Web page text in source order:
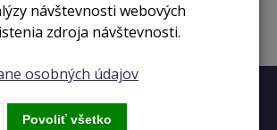
Rýchly kontakt
návštevnosti webových
zdroja návštevnosti.
osobných údajov
Povoliť všetko